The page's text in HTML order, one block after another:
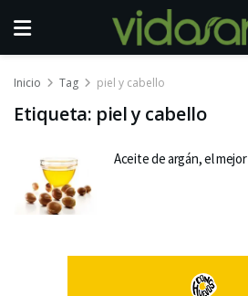
Inicio Tag piel y cabello
Etiqueta: piel y cabello
Aceite de argán, el